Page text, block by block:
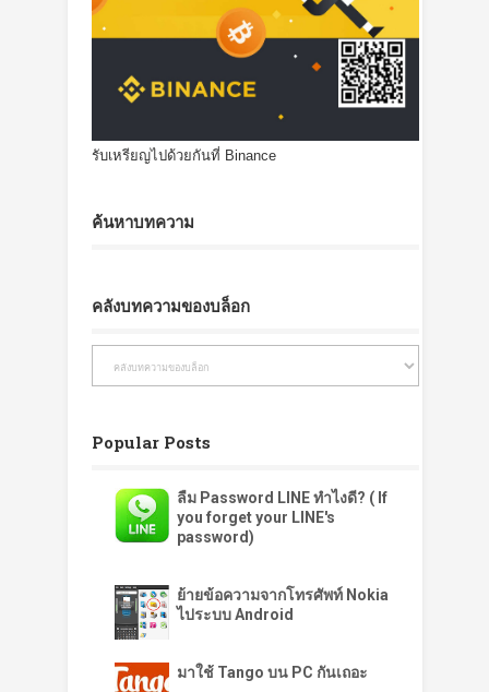
รับเหรียญไปด้วยกันที่ Binance
ค้นหาบทความ
คลังบทความของบล็อก
Popular Posts
ลืม Password LINE ทำไงดี? ( If
you forget your LINE's
password)
ย้ายข้อความจากโทรศัพท์ Nokia
ไประบบ Android
มาใช้ Tango บน PC กันเถอะ